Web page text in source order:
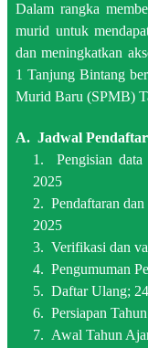
Dalam rangka
murid untuk
dan meningkatkan
1 Tanjung Bintang
Murid Baru (SPMB)
A. Jadwal
1. Pengisian
2025
2. Pendaftaran
2025
3. Verifikasi dan
4. Pengumuman
5. Daftar Ulang;
6. Persiapan
7. Awal Tahun